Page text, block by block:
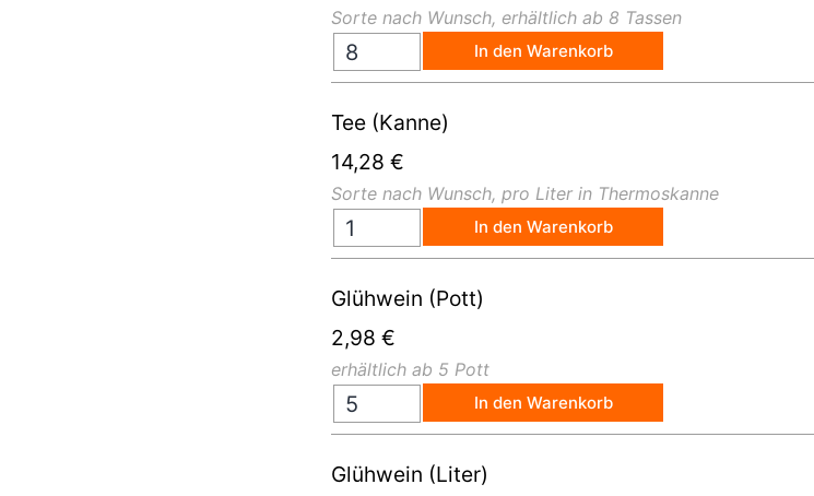
Sorte nach Wunsch, erhältlich ab 8 Tassen
In den Warenkorb
Tee (Kanne)
14,28 €
Sorte nach Wunsch, pro Liter in Thermoskanne
In den Warenkorb
Glühwein (Pott)
2,98 €
erhältlich ab 5 Pott
In den Warenkorb
Glühwein (Liter)